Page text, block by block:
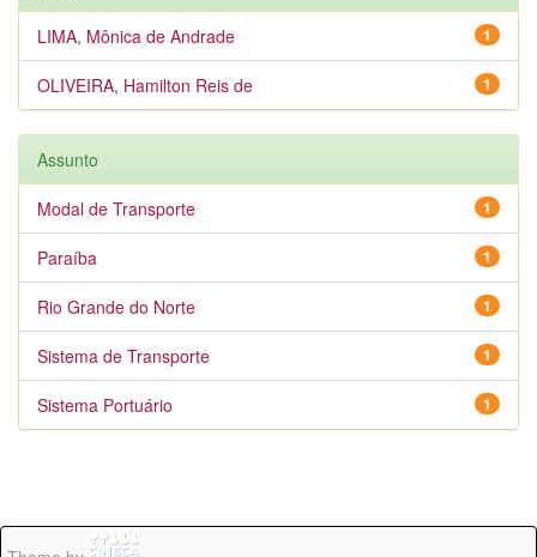
1
LIMA, Mônica de Andrade
1
OLIVEIRA, Hamilton Reis de
Assunto
1
Modal de Transporte
1
Paraíba
1
Rio Grande do Norte
1
Sistema de Transporte
1
Sistema Portuário